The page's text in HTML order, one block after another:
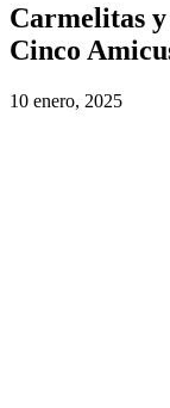
Carmelitas
Cinco
10 enero, 2025